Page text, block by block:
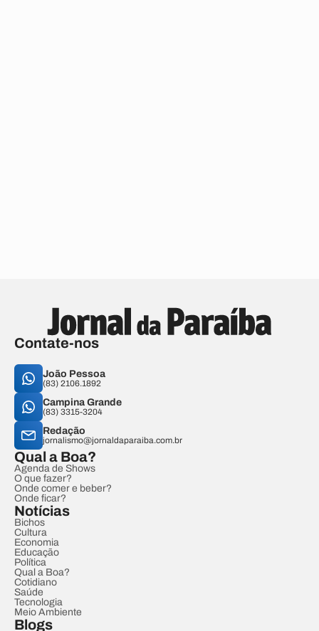
Contate-nos
João Pessoa
(83) 2106.1892
Campina Grande
(83) 3315-3204
Redação
jornalismo@jornaldaparaiba.com.br
Qual a Boa?
Agenda de Shows
O que fazer?
Onde comer e beber?
Onde ficar?
Notícias
Bichos
Cultura
Economia
Educação
Política
Qual a Boa?
Cotidiano
Saúde
Tecnologia
Meio Ambiente
Blogs